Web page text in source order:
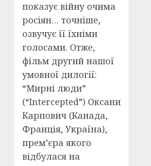
показує війну очима
росіян… точніше,
озвучує її їхніми
голосами. Отже,
фільм другий нашої
умовної дилогії:
“Мирні люди”
(“Intercepted”) Оксани
Карпович (Канада,
Франція, Україна),
прем’єра якого
відбулася на